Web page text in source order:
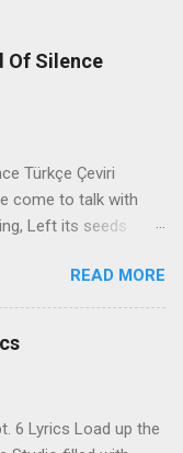
Of Silence
Türkçe Çeviri
come to talk with
Left its seeds
In restless
cobblestone, 'neath
to the cold and
flash of a neon light
of silence. And in
without
READ MORE
6 Lyrics Load up the